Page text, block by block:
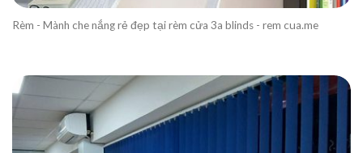
Rèm - Mành che nắng rẻ đẹp tại rèm cửa 3a blinds - rem cua.me